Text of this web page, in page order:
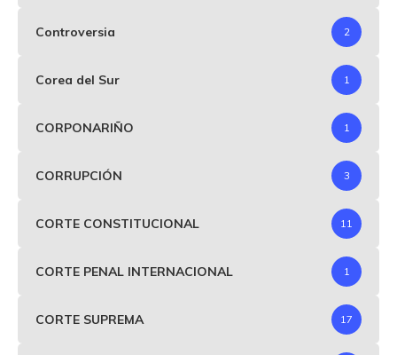
Controversia 2
Corea del Sur 1
CORPONARIÑO 1
CORRUPCIÓN 3
CORTE CONSTITUCIONAL 11
CORTE PENAL INTERNACIONAL 1
CORTE SUPREMA 17